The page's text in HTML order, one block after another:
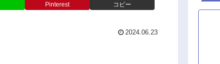
Pinterest コピー
2024.06.23